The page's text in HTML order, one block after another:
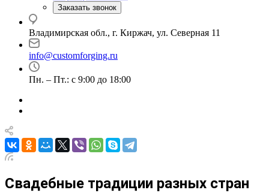
Заказать звонок
Владимирская обл., г. Киржач, ул. Северная 11
info@customforging.ru
Пн. – Пт.: с 9:00 до 18:00
Свадебные традиции разных стран